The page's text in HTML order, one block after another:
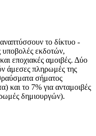
το δίκτυο -
υποβολές εκδοτών,
εποχιακές αμοιβές. Δύο
άμεσες πληρωμές της
σήματος
το 7% για ανταμοιβές
δημιουργών).